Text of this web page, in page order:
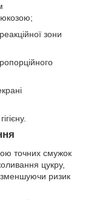
зони
точних смужок
цукру,
зменшуючи ризик